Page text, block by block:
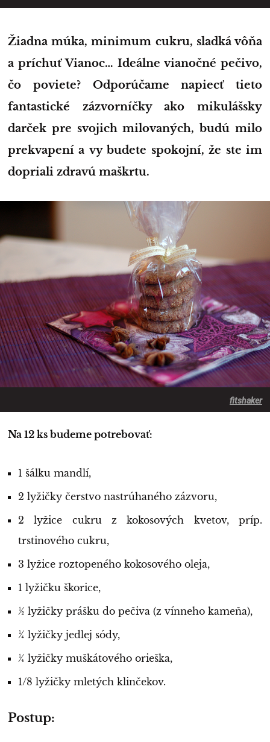
Žiadna múka, minimum cukru, sladká vôňa
a príchuť Vianoc… Ideálne vianočné pečivo,
čo poviete? Odporúčame napiecť tieto
fantastické zázvorníčky ako mikulášsky
darček pre svojich milovaných, budú milo
prekvapení a vy budete spokojní, že ste im
dopriali zdravú maškrtu.
fitshaker
Na 12 ks budeme potrebovať:
1 šálku mandlí,
2 lyžičky čerstvo nastrúhaného zázvoru,
2 lyžice cukru z kokosových kvetov, príp.
trstinového cukru,
3 lyžice roztopeného kokosového oleja,
1 lyžičku škorice,
½ lyžičky prášku do pečiva (z vínneho kameňa),
¼ lyžičky jedlej sódy,
¼ lyžičky muškátového orieška,
1/8 lyžičky mletých klinčekov.
Postup: